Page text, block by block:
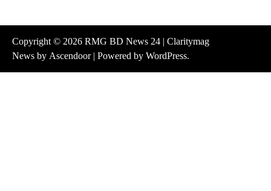
Copyright © 2026 RMG BD News 24 | Claritymag
News by Ascendoor| Powered by WordPress.